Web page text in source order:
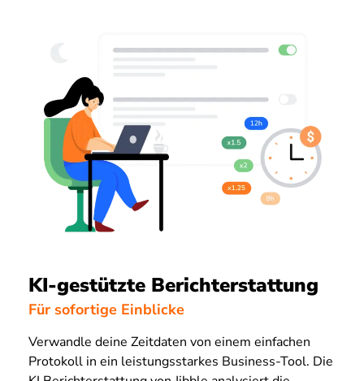
KI-gestützte Berichterstattung
Für sofortige Einblicke
Verwandle deine Zeitdaten von einem einfachen
Protokoll in ein leistungsstarkes Business-Tool. Die